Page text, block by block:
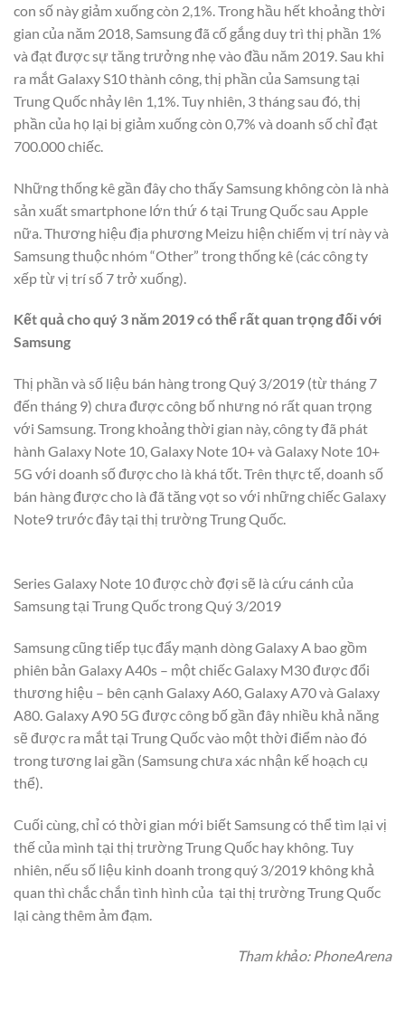
con số này giảm xuống còn 2,1%. Trong hầu hết khoảng thời
gian của năm 2018, Samsung đã cố gắng duy trì thị phần 1%
và đạt được sự tăng trưởng nhẹ vào đầu năm 2019. Sau khi
ra mắt Galaxy S10 thành công, thị phần của Samsung tại
Trung Quốc nhảy lên 1,1%. Tuy nhiên, 3 tháng sau đó, thị
phần của họ lại bị giảm xuống còn 0,7% và doanh số chỉ đạt
700.000 chiếc.
Những thống kê gần đây cho thấy Samsung không còn là nhà
sản xuất smartphone lớn thứ 6 tại Trung Quốc sau Apple
nữa. Thương hiệu địa phương Meizu hiện chiếm vị trí này và
Samsung thuộc nhóm “Other” trong thống kê (các công ty
xếp từ vị trí số 7 trở xuống).
Kết quả cho quý 3 năm 2019 có thể rất quan trọng đối với
Samsung
Thị phần và số liệu bán hàng trong Quý 3/2019 (từ tháng 7
đến tháng 9) chưa được công bố nhưng nó rất quan trọng
với Samsung. Trong khoảng thời gian này, công ty đã phát
hành Galaxy Note 10, Galaxy Note 10+ và Galaxy Note 10+
5G với doanh số được cho là khá tốt. Trên thực tế, doanh số
bán hàng được cho là đã tăng vọt so với những chiếc Galaxy
Note9 trước đây tại thị trường Trung Quốc.
Series Galaxy Note 10 được chờ đợi sẽ là cứu cánh của
Samsung tại Trung Quốc trong Quý 3/2019
Samsung cũng tiếp tục đẩy mạnh dòng Galaxy A bao gồm
phiên bản Galaxy A40s – một chiếc Galaxy M30 được đổi
thương hiệu – bên cạnh Galaxy A60, Galaxy A70 và Galaxy
A80. Galaxy A90 5G được công bố gần đây nhiều khả năng
sẽ được ra mắt tại Trung Quốc vào một thời điểm nào đó
trong tương lai gần (Samsung chưa xác nhận kế hoạch cụ
thể).
Cuối cùng, chỉ có thời gian mới biết Samsung có thể tìm lại vị
thế của mình tại thị trường Trung Quốc hay không. Tuy
nhiên, nếu số liệu kinh doanh trong quý 3/2019 không khả
quan thì chắc chắn tình hình của tại thị trường Trung Quốc
lại càng thêm ảm đạm.
Tham khảo: PhoneArena